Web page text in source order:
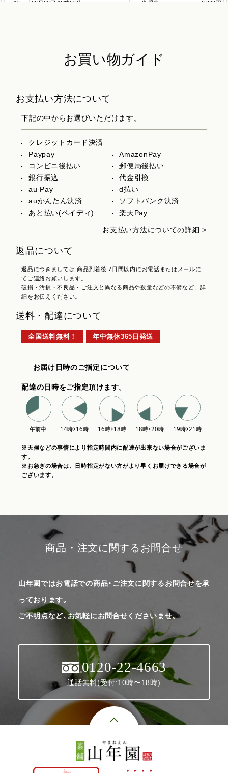
お買い物ガイド
お支払い方法について
下記の中からお選びいただけます。
クレジットカード決済
Paypay
AmazonPay
コンビニ後払い
郵便局後払い
銀行振込
代金引換
au Pay
d払い
auかんたん決済
ソフトバンク決済
あと払い(ペイディ)
楽天Pay
お支払い方法についての詳細 >
返品について
返品につきましては 商品到着後 7日間以内にお電話またはメールに
てご連絡お願いします。
破損・汚損・不良品・ご注文と異なる商品や数量などの不備など、詳
細をお伝えください。
送料・配達について
全国送料無料！ 年中無休365日発送
お届け日時のご指定について
配達の日時をご指定頂けます。
※天候などの事情により指定時間内に配達が出来ない場合がございま
す。
※お急ぎの場合は、日時指定がない方がより早くお届けできる場合が
ございます。
商品・注文に関するお問合せ
山年園ではお電話での商品・ご注文に関するお問合せを承
っております。
ご不明点など、お気軽にお問合せくださいませ。
0120-22-4663
通話無料(受付:10時〜18時)